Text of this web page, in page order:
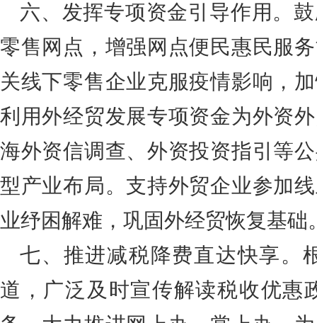
六、发挥专项资金引导作用。
零售网点，增强网点便民惠民服
关线下零售企业克服疫情影响，
利用外经贸发展专项资金为外资
海外资信调查、外资投资指引等
型产业布局。支持外贸企业参加
业纾困解难，巩固外经贸恢复基础
七、推进减税降费直达快享。
道，广泛及时宣传解读税收优惠